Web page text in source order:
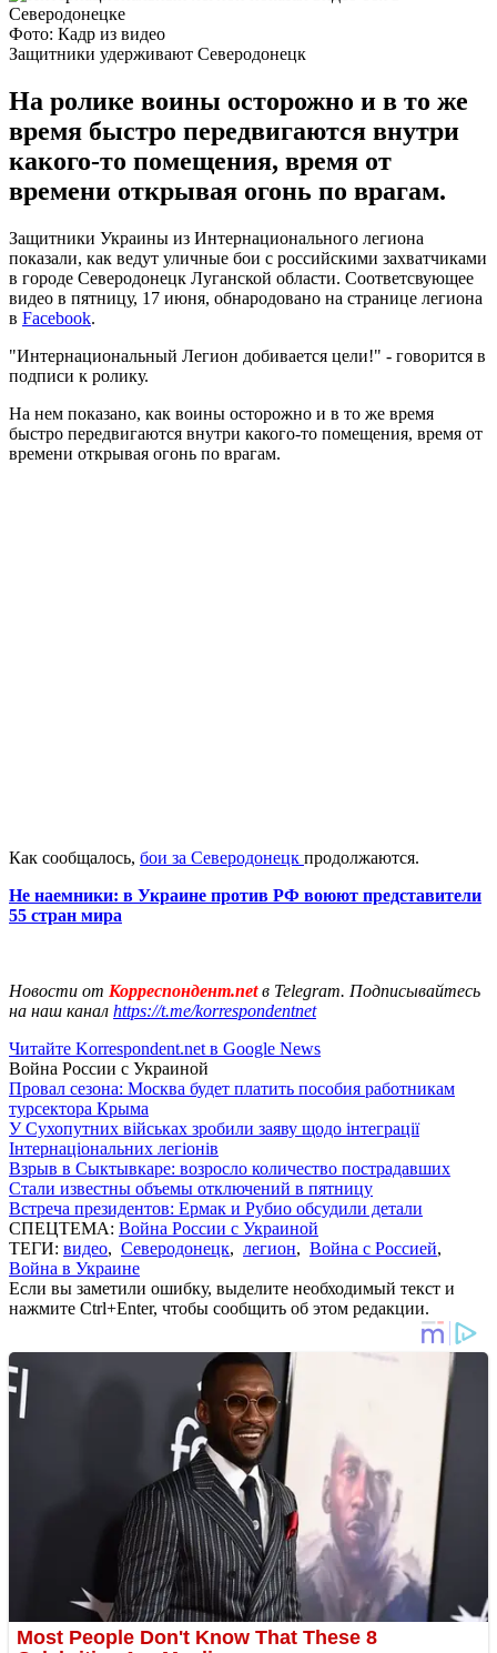
Фото: Кадр из видео
Защитники удерживают Северодонецк
На ролике воины осторожно и в то же
время быстро передвигаются внутри
какого-то помещения, время от
времени открывая огонь по врагам.
Защитники Украины из Интернационального легиона
показали, как ведут уличные бои с российскими захватчиками
в городе Северодонецк Луганской области. Соответсвующее
видео в пятницу, 17 июня, обнародовано на странице легиона
в Facebook.
"Интернациональный Легион добивается цели!" - говорится в
подписи к ролику.
На нем показано, как воины осторожно и в то же время
быстро передвигаются внутри какого-то помещения, время от
времени открывая огонь по врагам.
Как сообщалось, бои за Северодонецк продолжаются.
Не наемники: в Украине против РФ воюют представители
55 стран мира
Новости от Корреспондент.netв Telegram. Подписывайтесь
на наш канал https://t.me/korrespondentnet
Читайте Korrespondent.net в Google News
Война России с Украиной
Провал сезона: Москва будет платить пособия работникам
турсектора Крыма
У Сухопутних військах зробили заяву щодо інтеграції
Інтернаціональних легіонів
Взрыв в Сыктывкаре: возросло количество пострадавших
Стали известны объемы отключений в пятницу
Встреча президентов: Ермак и Рубио обсудили детали
СПЕЦТЕМА: Война России с Украиной
ТЕГИ: видео, Северодонецк, легион, Война с Россией,
Война в Украине
Если вы заметили ошибку, выделите необходимый текст и
нажмите Ctrl+Enter, чтобы сообщить об этом редакции.